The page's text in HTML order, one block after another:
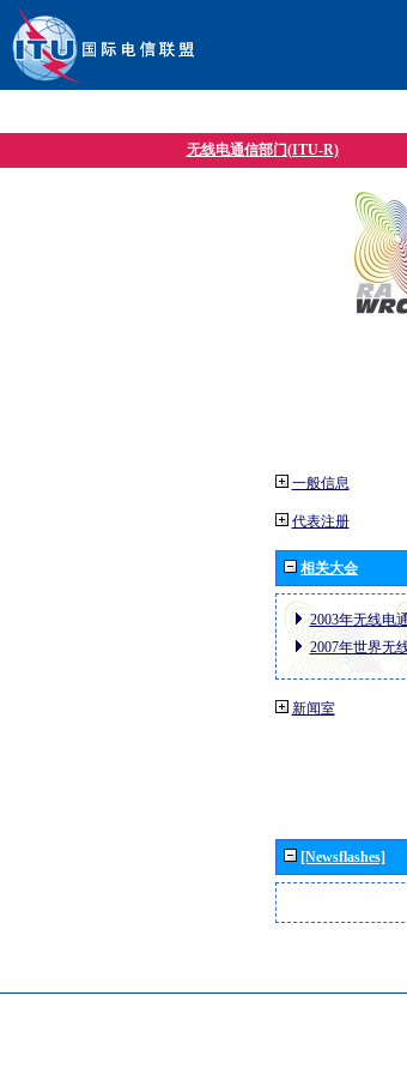
无线电通信部门(ITU-R)
一般信息
代表注册
相关大会
2003年无线电
2007年世界无
新闻室
[Newsflashes]